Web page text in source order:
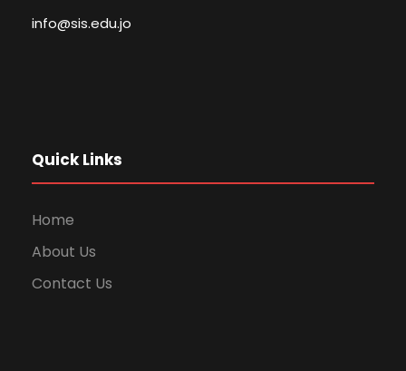
info@sis.edu.jo
Quick Links
Home
About Us
Contact Us